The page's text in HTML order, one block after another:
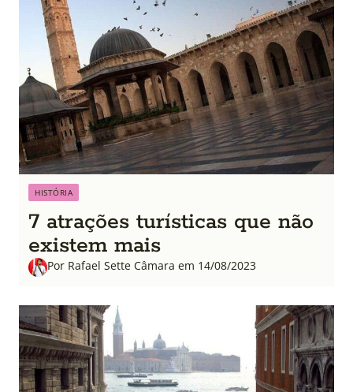
HISTÓRIA
7 atrações turísticas que não
existem mais
Por Rafael Sette Câmara em 14/08/2023